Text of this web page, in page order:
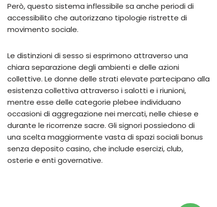
Però, questo sistema inflessibile sa anche periodi di
accessibilito che autorizzano tipologie ristrette di
movimento sociale.
Le distinzioni di sesso si esprimono attraverso una
chiara separazione degli ambienti e delle azioni
collettive. Le donne delle strati elevate partecipano alla
esistenza collettiva attraverso i salotti e i riunioni,
mentre esse delle categorie plebee individuano
occasioni di aggregazione nei mercati, nelle chiese e
durante le ricorrenze sacre. Gli signori possiedono di
una scelta maggiormente vasta di spazi sociali bonus
senza deposito casino, che include esercizi, club,
osterie e enti governative.